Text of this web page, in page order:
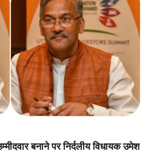
बनाने पर निर्दलीय विधायक उमेश